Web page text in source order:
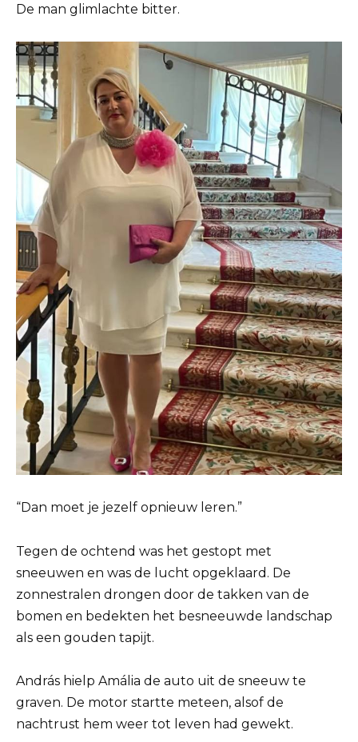
De man glimlachte bitter.
“Dan moet je jezelf opnieuw leren.”
Tegen de ochtend was het gestopt met
sneeuwen en was de lucht opgeklaard. De
zonnestralen drongen door de takken van de
bomen en bedekten het besneeuwde landschap
als een gouden tapijt.
András hielp Amália de auto uit de sneeuw te
graven. De motor startte meteen, alsof de
nachtrust hem weer tot leven had gewekt.